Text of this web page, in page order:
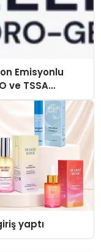
Emisyonlu
ve TSSA
yaptı